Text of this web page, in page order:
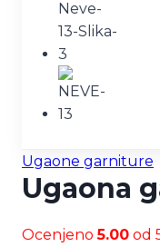
Ugaone garniture
Ugaona
Ocenjeno5.00 od